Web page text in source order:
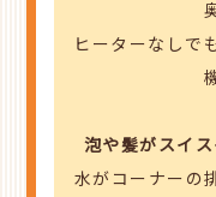
ヒーターなしで
泡や髪がスイ
水がコーナーの